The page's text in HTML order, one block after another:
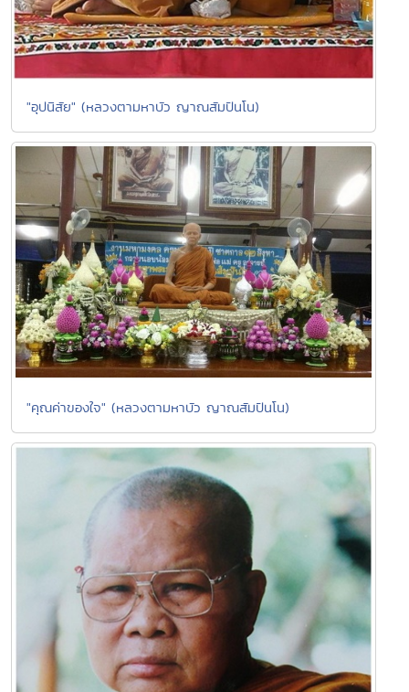
"อุปนิสัย" (หลวงตามหาบัว ญาณสัมปันโน)
"คุณค่าของใจ" (หลวงตามหาบัว ญาณสัมปันโน)